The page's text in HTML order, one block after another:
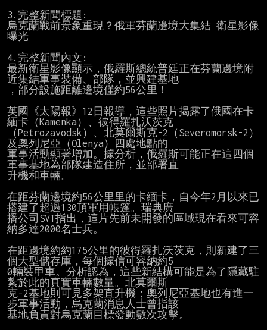
3.完整新聞標題:
烏克蘭戰前景象重現？俄軍芬蘭邊境大集結 衛星影像
曝光
4.完整新聞內文:
最新衛星影像顯示，俄羅斯總統普廷正在芬蘭邊境附
近集結軍事裝備、部隊，並興建基地
，部分設施距離邊境僅約56公里！
英國《太陽報》12日報導，這些照片揭露了俄國在卡
緬卡（Kamenka）、彼得羅扎沃茨克
（Petrozavodsk）、北莫爾斯克-2（Severomorsk-2）
及奧列尼亞（Olenya）四處地點的
軍事活動顯著增加。據分析，俄羅斯可能正在這四個
軍事基地為部隊建造住所，並部署直
升機和車輛。
在距芬蘭邊境約56公里里的卡緬卡，自今年2月以來已
搭建了超過130頂軍用帳篷。瑞典廣
播公司SVT指出，這片先前未開發的區域現在看來可容
納多達2000名士兵。
在距邊境約約175公里的彼得羅扎沃茨克，則新建了三
個大型儲存庫，每個據信可容納約5
0輛裝甲車。分析認為，這些新結構可能是為了隱藏駐
紮於此的真實車輛數量。北莫爾斯
克-2基地則可見多架直升機；奧列尼亞基地也有進一
步軍事活動，烏克蘭消息人士曾指該
基地負責對烏克蘭目標發動數次攻擊。